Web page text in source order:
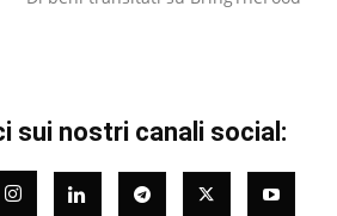
sui nostri canali social: